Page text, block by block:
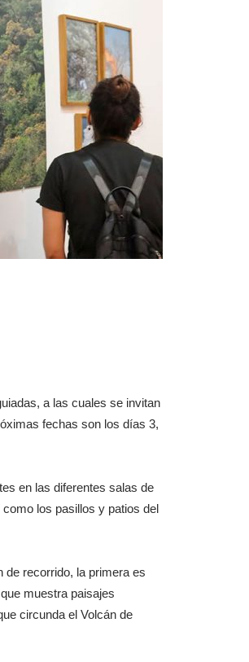
a las cuales se invitan
fechas son los días 3,
en las diferentes salas de
los pasillos y patios del
recorrido, la primera es
muestra paisajes
circunda el Volcán de